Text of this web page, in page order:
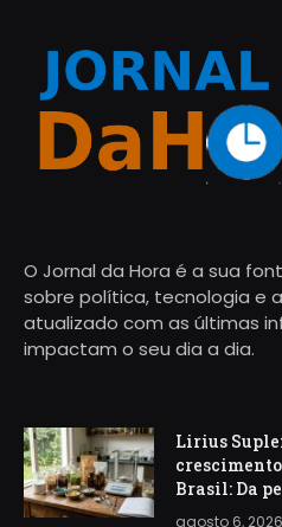
O Jornal da Hora é a sua
sobre política, tecnologia e
atualizado com as últimas
impactam o seu dia a dia.
Lirius
Brasil: Da
agosto 6, 2026